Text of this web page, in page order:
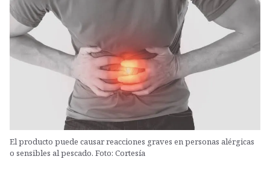
El producto puede causar reacciones graves en personas alérgicas
o sensibles al pescado. Foto: Cortesía